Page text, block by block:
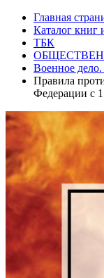
Главная
Каталог книг
ТБК
Военное
Правила
Федерации с 1